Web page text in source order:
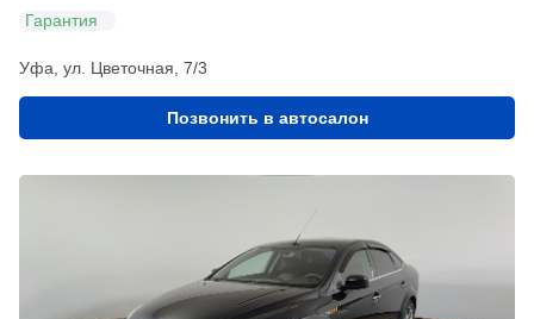
Гарантия
Уфа, ул. Цветочная, 7/3
Позвонить в автосалон